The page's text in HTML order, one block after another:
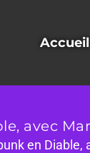
Accueil
avec
en